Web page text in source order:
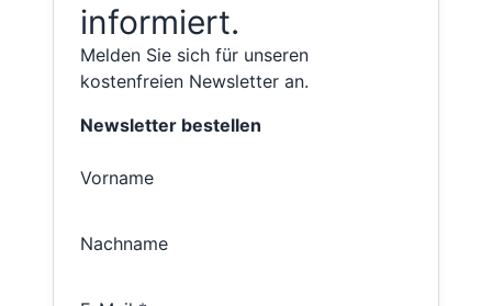
informiert.
Melden Sie sich für unseren
kostenfreien Newsletter an.